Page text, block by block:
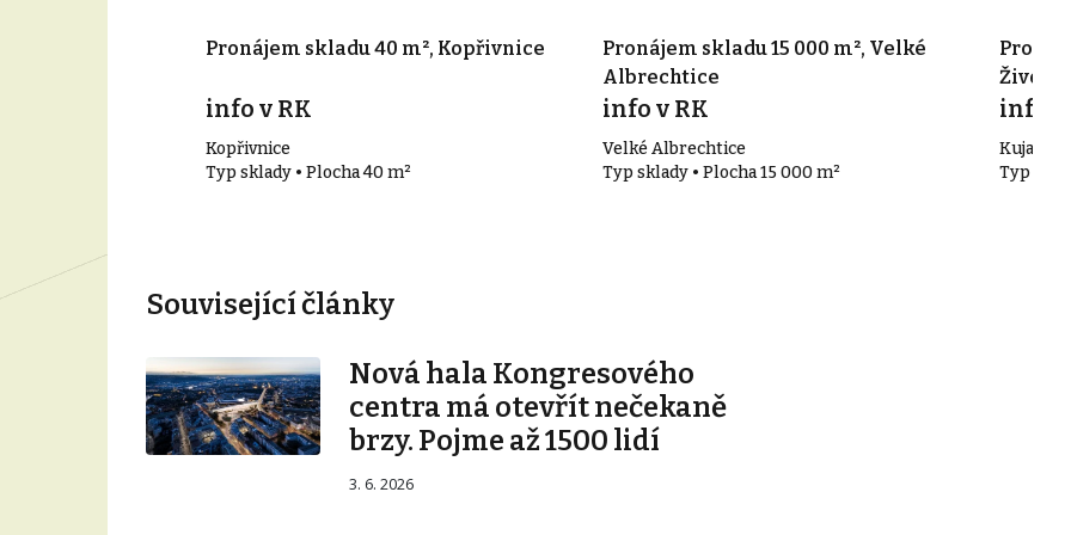
m², Mošnov Pronájem skladu 40 m², Kopřivnice
info v RK
Kopřivnice
Typ sklady • Plocha 40 m²
Pronájem skladu 15 000 m², Velké
Albrechtice
info v RK
Velké Albrechtice
Typ sklady • Plocha 15 000 m²
info v
Typ
Související články
Nová hala Kongresového
centra má otevřít nečekaně
brzy. Pojme až 1500 lidí
3. 6. 2026